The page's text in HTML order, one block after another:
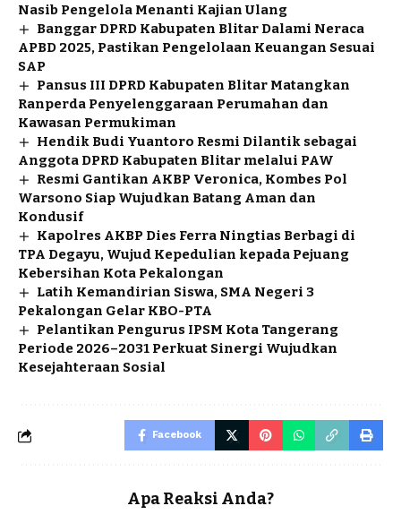
Nasib Pengelola Menanti Kajian Ulang
Banggar DPRD Kabupaten Blitar Dalami Neraca
APBD 2025, Pastikan Pengelolaan Keuangan Sesuai
SAP
Pansus III DPRD Kabupaten Blitar Matangkan
Ranperda Penyelenggaraan Perumahan dan
Kawasan Permukiman
Hendik Budi Yuantoro Resmi Dilantik sebagai
Anggota DPRD Kabupaten Blitar melalui PAW
Resmi Gantikan AKBP Veronica, Kombes Pol
Warsono Siap Wujudkan Batang Aman dan
Kondusif
Kapolres AKBP Dies Ferra Ningtias Berbagi di
TPA Degayu, Wujud Kepedulian kepada Pejuang
Kebersihan Kota Pekalongan
Latih Kemandirian Siswa, SMA Negeri 3
Pekalongan Gelar KBO-PTA
Pelantikan Pengurus IPSM Kota Tangerang
Periode 2026–2031 Perkuat Sinergi Wujudkan
Kesejahteraan Sosial
Facebook
Apa Reaksi Anda?